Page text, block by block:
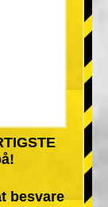
besvare